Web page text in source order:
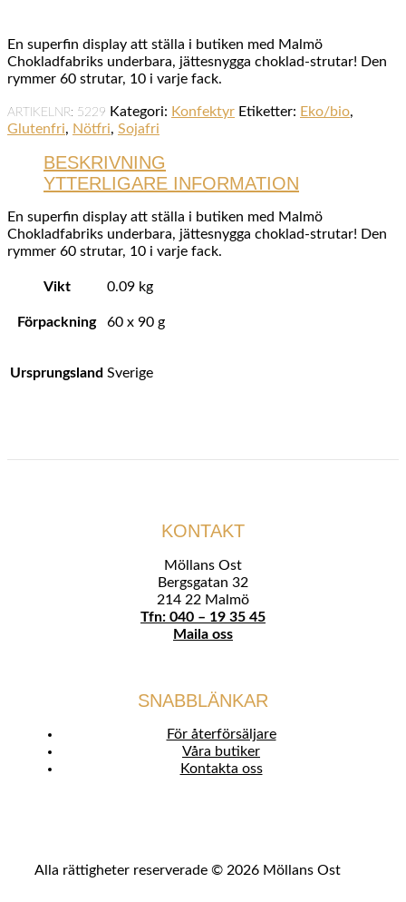
En superfin display att ställa i butiken med Malmö
Chokladfabriks underbara, jättesnygga choklad-strutar! Den
rymmer 60 strutar, 10 i varje fack.
ARTIKELNR: 5229 Kategori: Konfektyr Etiketter: Eko/bio,
Glutenfri, Nötfri, Sojafri
BESKRIVNING
YTTERLIGARE INFORMATION
En superfin display att ställa i butiken med Malmö
Chokladfabriks underbara, jättesnygga choklad-strutar! Den
rymmer 60 strutar, 10 i varje fack.
Vikt 0.09 kg
Förpackning 60 x 90 g
Ursprungsland Sverige
KONTAKT
Möllans Ost
Bergsgatan 32
214 22 Malmö
Tfn: 040 – 19 35 45
Maila oss
SNABBLÄNKAR
För återförsäljare
Våra butiker
Kontakta oss
Alla rättigheter reserverade © 2026 Möllans Ost